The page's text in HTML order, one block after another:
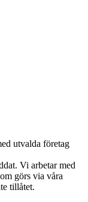
utvalda företag
Vi arbetar med
görs via våra
tillåtet.